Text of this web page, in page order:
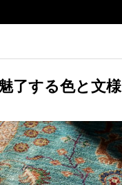
了する色と文様